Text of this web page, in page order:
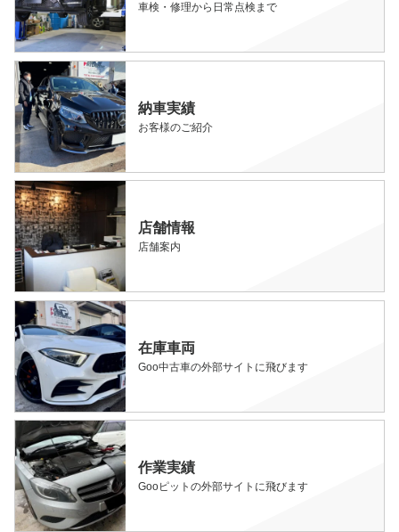
車検・修理から日常点検まで
納車実績
お客様のご紹介
店舗情報
店舗案内
在庫車両
Goo中古車の外部サイトに飛びます
作業実績
Gooピットの外部サイトに飛びます